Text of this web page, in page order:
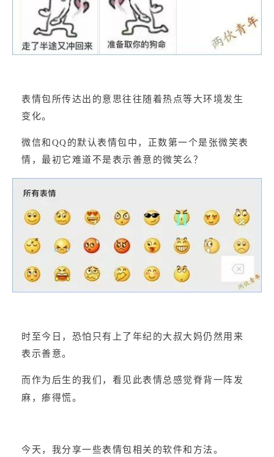
表情包所传达出的意思往往随着热点等大环境发生
变化。
微信和QQ的默认表情包中，正数第一个是张微笑表
情，最初它难道不是表示善意的微笑么？
时至今日，恐怕只有上了年纪的大叔大妈仍然用来
表示善意。
而作为后生的我们，看见此表情总感觉脊背一阵发
麻，瘆得慌。
今天，我分享一些表情包相关的软件和方法。